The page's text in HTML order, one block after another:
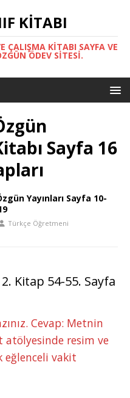
KITABI
ÇALIŞMA KITABI SAYFA VE
ÖDEV SITESI.
Sayfa 16
Yayınları Sayfa 10-
Türkçe Öğretmeni
Kitap 54-55. Sayfa
Cevap: Metnin
atölyesinde resim ve
eğlenceli vakit